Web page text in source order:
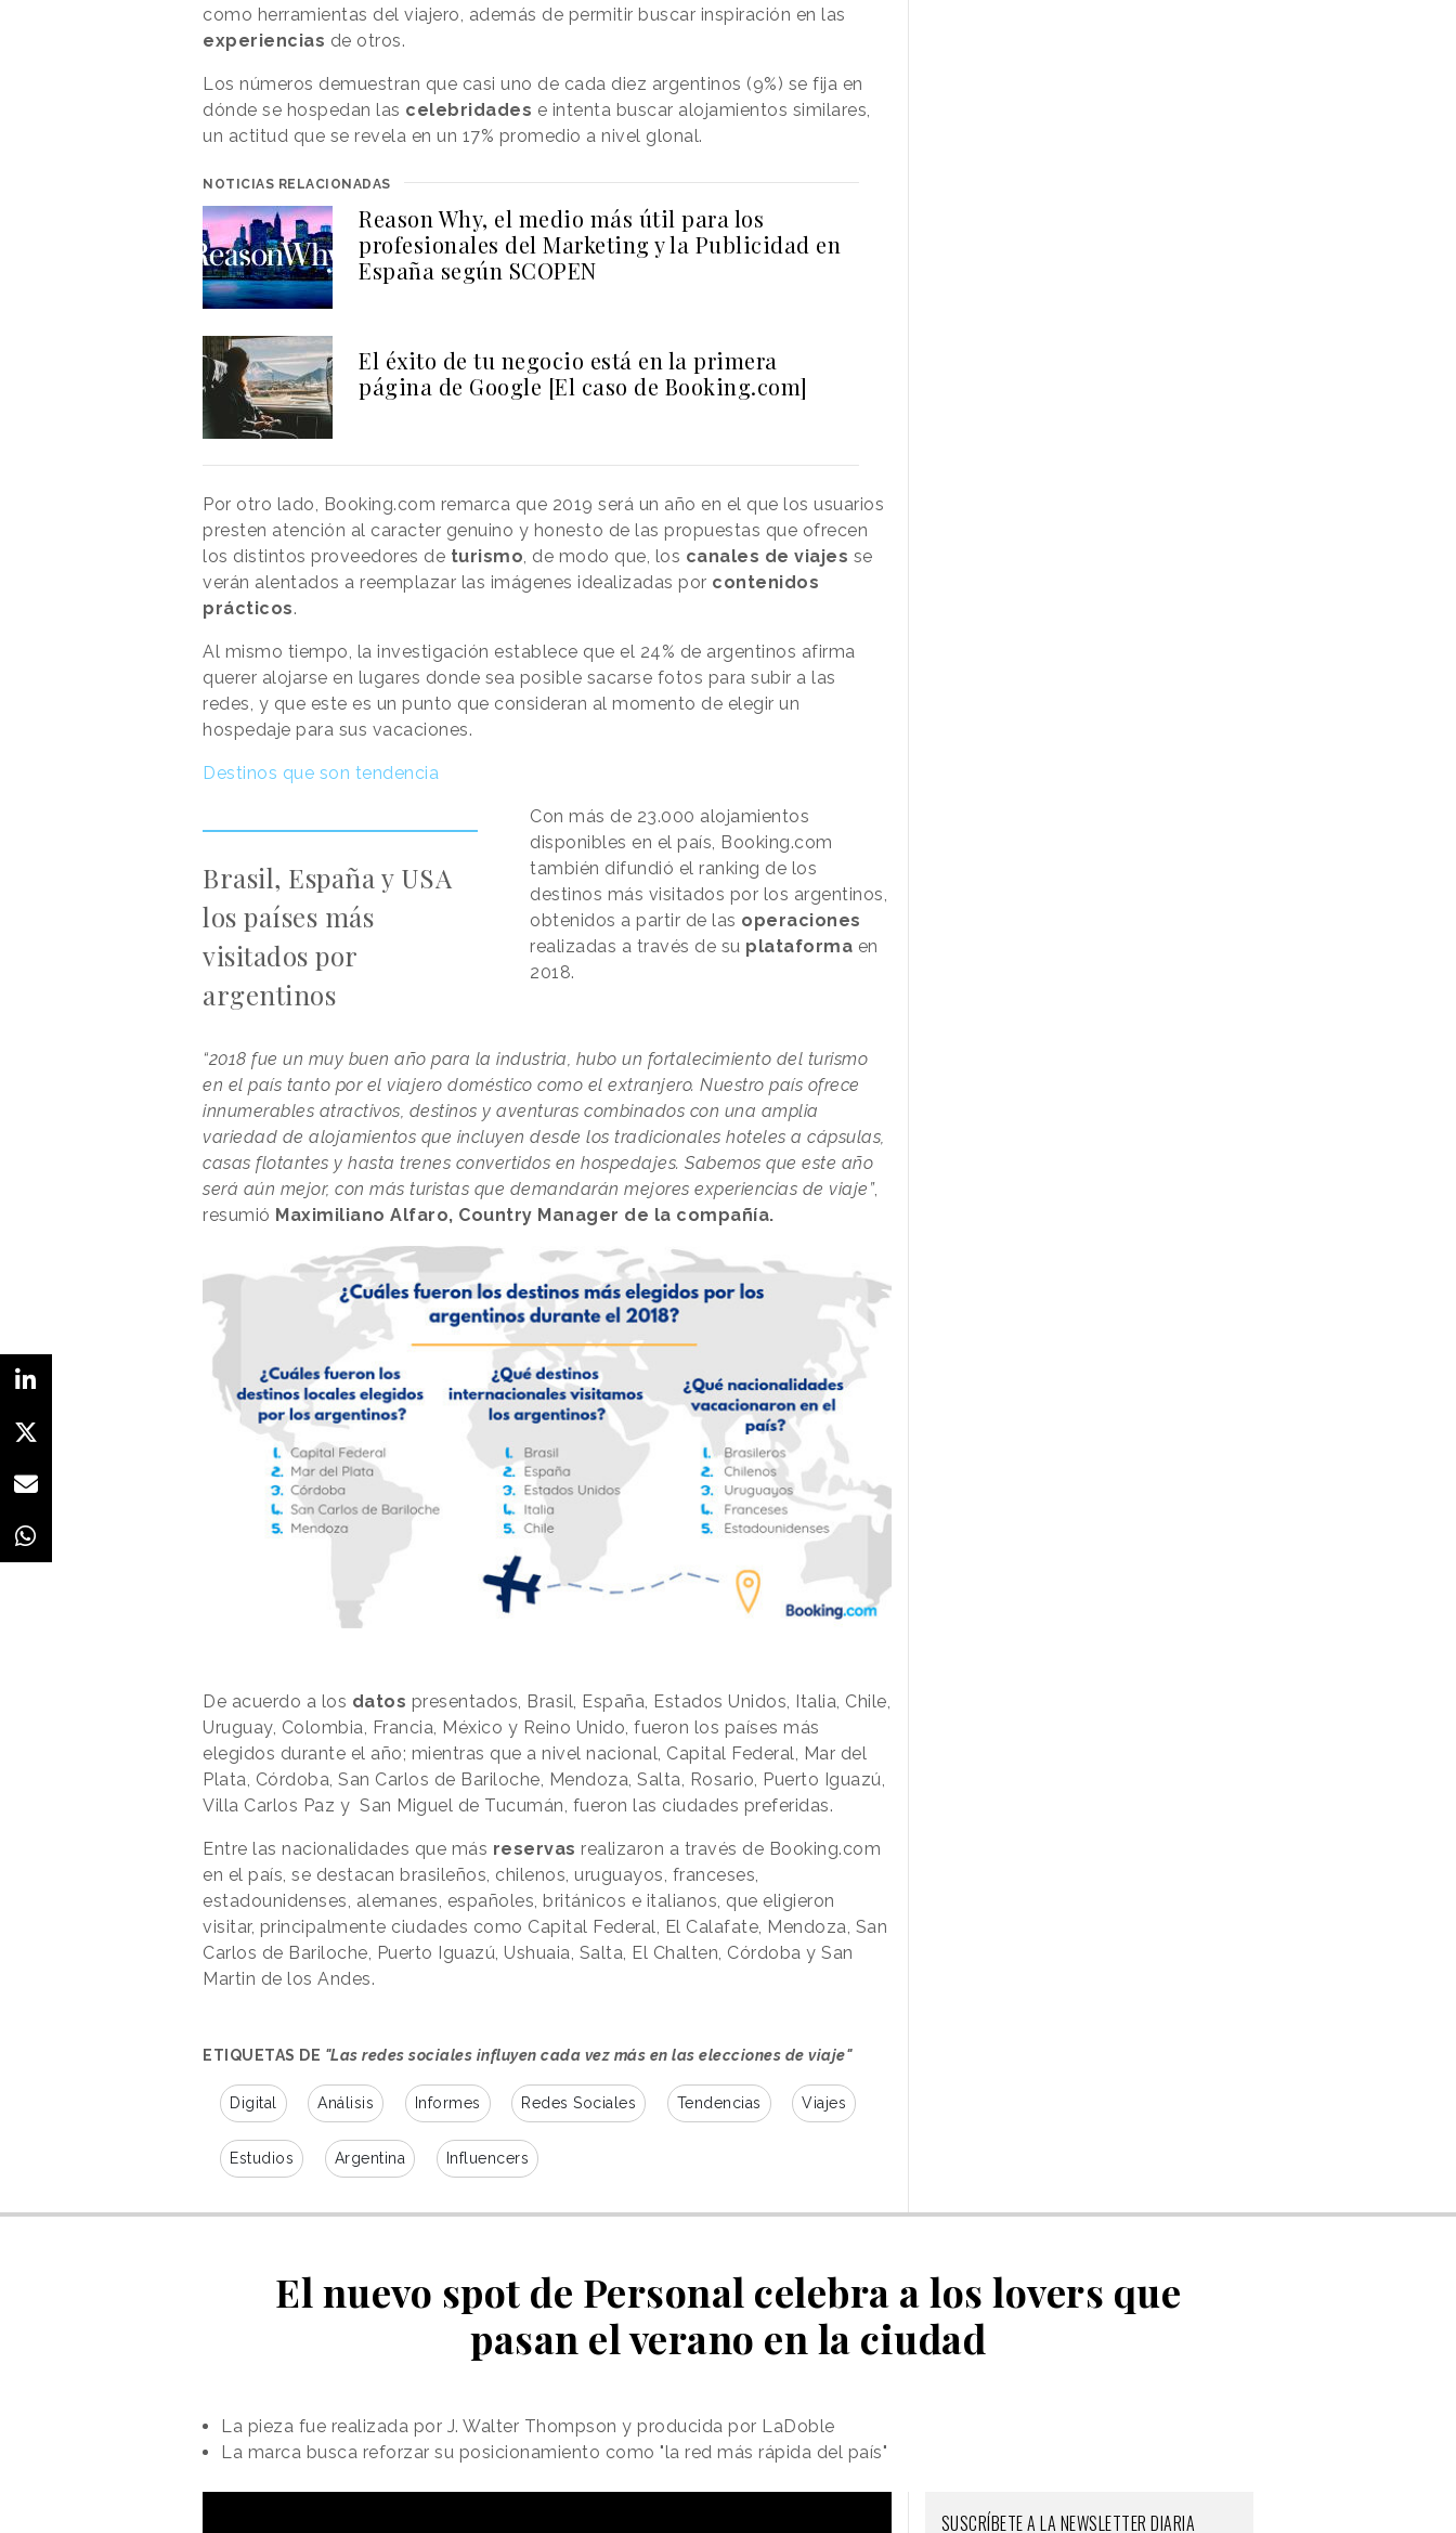
como herramientas del viajero, además de permitir buscar inspiración en las
experiencias de otros.
Los números demuestran que casi uno de cada diez argentinos (9%) se fija en
dónde se hospedan las celebridades e intenta buscar alojamientos similares,
un actitud que se revela en un 17% promedio a nivel glonal.
NOTICIAS RELACIONADAS
Reason Why, el medio más útil para los
profesionales del Marketing y la Publicidad en
España según SCOPEN
El éxito de tu negocio está en la primera
página de Google [El caso de Booking.com]
Por otro lado, Booking.com remarca que 2019 será un año en el que los usuarios
presten atención al caracter genuino y honesto de las propuestas que ofrecen
los distintos proveedores de turismo , de modo que, los canales de viajes se
verán alentados a reemplazar las imágenes idealizadas por contenidos
prácticos.
Al mismo tiempo, la investigación establece que el 24% de argentinos afirma
querer alojarse en lugares donde sea posible sacarse fotos para subir a las
redes, y que este es un punto que consideran al momento de elegir un
hospedaje para sus vacaciones.
Destinos que son tendencia
Brasil, España y USA
los países más
visitados por
argentinos
Con más de 23.000 alojamientos
disponibles en el país, Booking.com
también difundió el ranking de los
destinos más visitados por los argentinos,
obtenidos a partir de las operaciones
realizadas a través de su plataforma en
2018.
“2018 fue un muy buen año para la industria, hubo un fortalecimiento del turismo
en el país tanto por el viajero doméstico como el extranjero. Nuestro país ofrece
innumerables atractivos, destinos y aventuras combinados con una amplia
variedad de alojamientos que incluyen desde los tradicionales hoteles a cápsulas,
casas flotantes y hasta trenes convertidos en hospedajes. Sabemos que este año
será aún mejor, con más turistas que demandarán mejores experiencias de viaje”,
resumió Maximiliano Alfaro, Country Manager de la compañía.
De acuerdo a los datos presentados, Brasil, España, Estados Unidos, Italia, Chile,
Uruguay, Colombia, Francia, México y Reino Unido, fueron los países más
elegidos durante el año; mientras que a nivel nacional, Capital Federal, Mar del
Plata, Córdoba, San Carlos de Bariloche, Mendoza, Salta, Rosario, Puerto Iguazú,
Villa Carlos Paz y San Miguel de Tucumán, fueron las ciudades preferidas.
Entre las nacionalidades que más reservas realizaron a través de Booking.com
en el país, se destacan brasileños, chilenos, uruguayos, franceses,
estadounidenses, alemanes, españoles, británicos e italianos, que eligieron
visitar, principalmente ciudades como Capital Federal, El Calafate, Mendoza, San
Carlos de Bariloche, Puerto Iguazú, Ushuaia, Salta, El Chalten, Córdoba y San
Martin de los Andes.
ETIQUETAS DE "Las redes sociales influyen cada vez más en las elecciones de viaje"
Digital Análisis Informes Redes Sociales Tendencias Viajes
Estudios Argentina Influencers
El nuevo spot de Personal celebra a los lovers que
pasan el verano en la ciudad
La pieza fue realizada por J. Walter Thompson y producida por LaDoble
La marca busca reforzar su posicionamiento como "la red más rápida del país"
SUSCRÍBETE A LA NEWSLETTER DIARIA